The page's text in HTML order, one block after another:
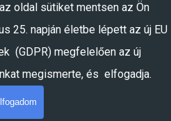
oldal sütiket mentsen az Ön
25. napján életbe lépett az új EU
(GDPR) megfelelően az új
megismerte, és elfogadja.